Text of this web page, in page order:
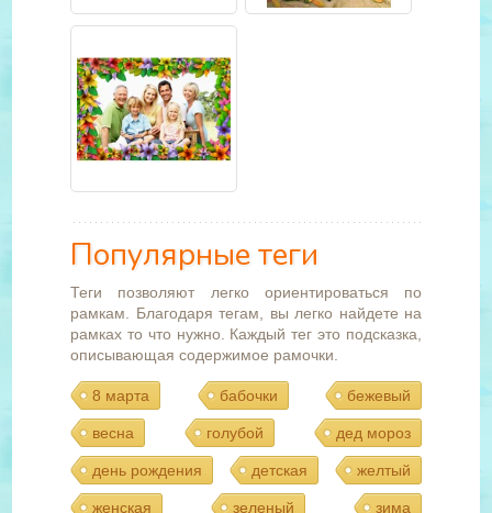
Популярные теги
Теги позволяют легко ориентироваться по
рамкам. Благодаря тегам, вы легко найдете на
рамках то что нужно. Каждый тег это подсказка,
описывающая содержимое рамочки.
8 марта бабочки бежевый
весна голубой дед мороз
день рождения детская желтый
женская зеленый зима